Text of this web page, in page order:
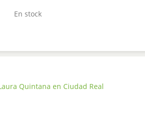
En stock